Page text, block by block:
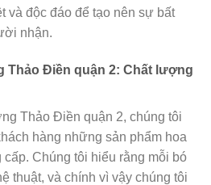
và độc đáo để tạo nên sự bất
nhận.
Điền quận 2: Chất lượng
Thảo Điền quận 2, chúng tôi
hàng những sản phẩm hoa
Chúng tôi hiểu rằng mỗi bó
thuật, và chính vì vậy chúng tôi